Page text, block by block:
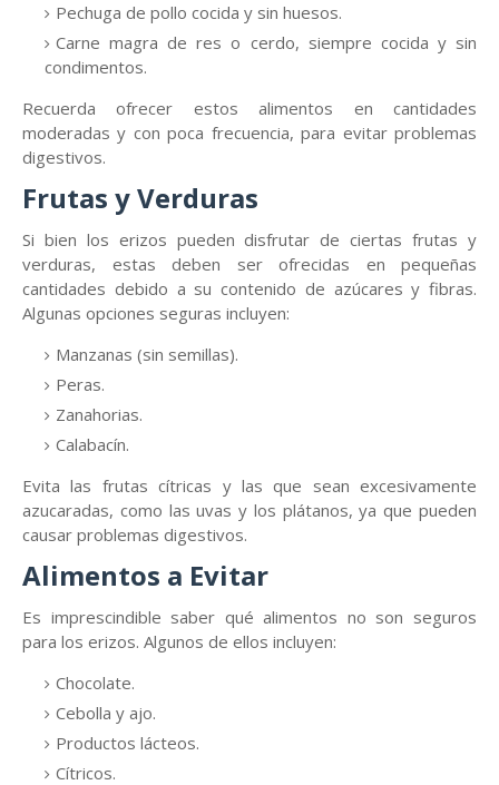
Pechuga de pollo cocida y sin huesos.
Carne magra de res o cerdo, siempre cocida y sin
condimentos.
Recuerda ofrecer estos alimentos en cantidades
moderadas y con poca frecuencia, para evitar problemas
digestivos.
Frutas y Verduras
Si bien los erizos pueden disfrutar de ciertas frutas y
verduras, estas deben ser ofrecidas en pequeñas
cantidades debido a su contenido de azúcares y fibras.
Algunas opciones seguras incluyen:
Manzanas (sin semillas).
Peras.
Zanahorias.
Calabacín.
Evita las frutas cítricas y las que sean excesivamente
azucaradas, como las uvas y los plátanos, ya que pueden
causar problemas digestivos.
Alimentos a Evitar
Es imprescindible saber qué alimentos no son seguros
para los erizos. Algunos de ellos incluyen:
Chocolate.
Cebolla y ajo.
Productos lácteos.
Cítricos.